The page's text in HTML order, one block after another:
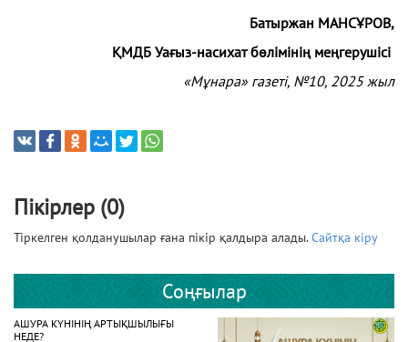
Батыржан МАНСҰРОВ,
ҚМДБ Уағыз-насихатбөлімінің меңгерушісі
«Мұнара» газеті, №10, 2025 жыл
Пікірлер (0)
Тіркелген қолданушылар ғана пікір қалдыра алады.Сайтқа кіру
Соңғылар
АШУРА КҮНІНІҢ АРТЫҚШЫЛЫҒЫ
НЕДЕ?